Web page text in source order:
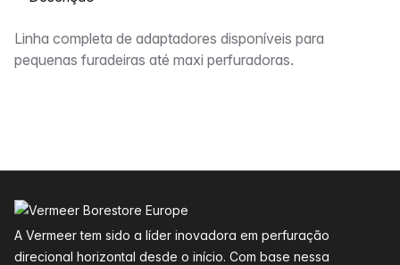
Descrição
Linha completa de adaptadores disponíveis para
pequenas furadeiras até maxi perfuradoras.
A Vermeer tem sido a líder inovadora em perfuração
direcional horizontal desde o início. Com base nessa